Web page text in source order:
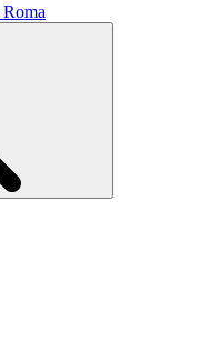
Roma